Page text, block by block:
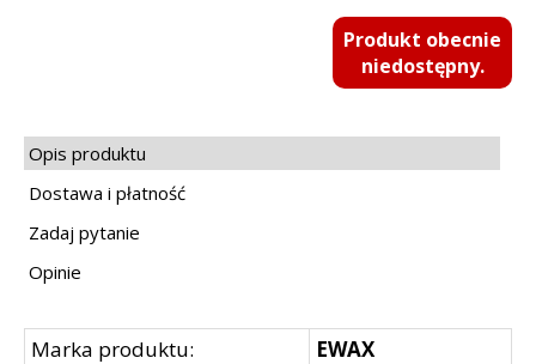
Produkt obecnie
niedostępny.
Opis produktu
Dostawa i płatność
Zadaj pytanie
Opinie
Marka produktu:
EWAX